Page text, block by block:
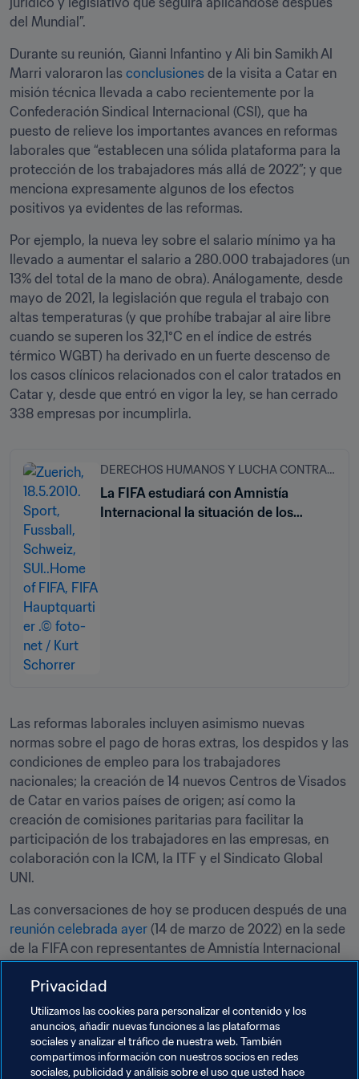
del Mundial”.
Durante su reunión, Gianni Infantino y Ali bin Samikh Al
Marri valoraron las conclusiones de la visita a Catar en
misión técnica llevada a cabo recientemente por la
Confederación Sindical Internacional (CSI), que ha
puesto de relieve los importantes avances en reformas
laborales que “establecen una sólida plataforma para la
protección de los trabajadores más allá de 2022”; y que
menciona expresamente algunos de los efectos
positivos ya evidentes de las reformas.
Por ejemplo, la nueva ley sobre el salario mínimo ya ha
llevado a aumentar el salario a 280.000 trabajadores (un
13% del total de la mano de obra). Análogamente, desde
mayo de 2021, la legislación que regula el trabajo con
altas temperaturas (y que prohíbe trabajar al aire libre
cuando se superen los 32,1°C en el índice de estrés
térmico WGBT) ha derivado en un fuerte descenso de
los casos clínicos relacionados con el calor tratados en
Catar y, desde que entró en vigor la ley, se han cerrado
338 empresas por incumplirla.
DERECHOS HUMANOS Y LUCHA CONTRA LA DISCRIMINACIÓN
La FIFA estudiará con Amnistía
Internacional la situación de los
Las reformas laborales incluyen asimismo nuevas
normas sobre el pago de horas extras, los despidos y las
condiciones de empleo para los trabajadores
nacionales; la creación de 14 nuevos Centros de Visados
de Catar en varios países de origen; así como la
creación de comisiones paritarias para facilitar la
participación de los trabajadores en las empresas, en
colaboración con la ICM, la ITF y el Sindicato Global
UNI.
reunión celebrada ayer (14 de marzo de 2022) en la sede
de la FIFA con representantes de Amnistía Internacional
en Catar y, en particular, las últimas iniciativas
emprendidas para ampliar la protección de los
trabajadores del sector de los servicios.
Temas relacionados
Privacidad
Utilizamos las cookies para personalizar el contenido y los
anuncios, añadir nuevas funciones a las plataformas
sociales y analizar el tráfico de nuestra web. También
compartimos información con nuestros socios en redes
sociales, publicidad y análisis sobre el uso que usted hace